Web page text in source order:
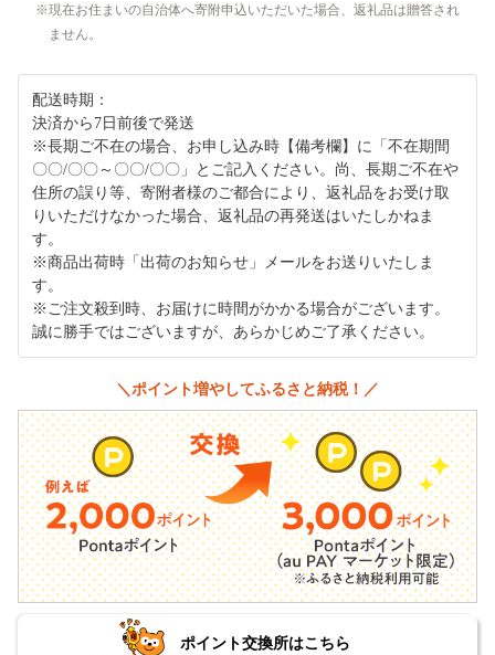
現在お住まいの自治体へ寄附申込いただいた場合、返礼品は贈答され
ません。
配送時期：
決済から7日前後で発送
※長期ご不在の場合、お申し込み時【備考欄】に「不在期間
〇〇/〇〇～〇〇/〇〇」とご記入ください。尚、長期ご不在や
住所の誤り等、寄附者様のご都合により、返礼品をお受け取
りいただけなかった場合、返礼品の再発送はいたしかねま
す。
※商品出荷時「出荷のお知らせ」メールをお送りいたしま
す。
※ご注文殺到時、お届けに時間がかかる場合がございます。
誠に勝手ではございますが、あらかじめご了承ください。
＼ポイント増やしてふるさと納税！／
ポイント交換所はこちら